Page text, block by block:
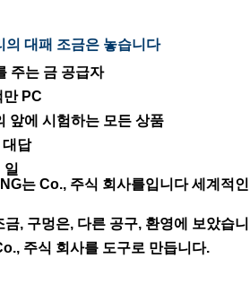
의 대패 조금은 놓습니다
주는 금 공급자
만 PC
앞에 시험하는 모든 상품
대답
는 Co., 주식 회사를입니다 세계적
, 구멍은, 다른 공구, 환영에 보았습
주식 회사를 도구로 만듭니다.